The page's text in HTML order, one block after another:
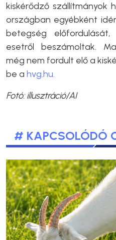
kiskérődző szállítmányok
országban egyébként
betegség
esetről beszámoltak.
még nem fordult elő a
be a hvg.hu.
Fotó: illusztráció/AI
# KAPCSOLÓDÓ